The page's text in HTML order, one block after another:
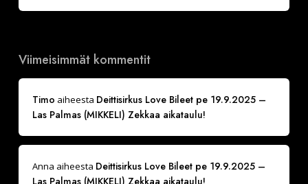
Viimeisimmät kommentit
Timo aiheesta Deittisirkus Love Bileet pe 19.9.2025 –
Las Palmas (MIKKELI) Zekkaa aikataulu!
Anna aiheesta Deittisirkus Love Bileet pe 19.9.2025 –